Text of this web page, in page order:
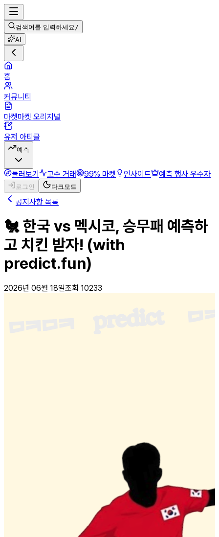
검색어를 입력하세요/
AI
홈
커뮤니티
마켓마켓 오리지널
유저 아티클
예측
둘러보기 고수 거래 99% 마켓 인사이트 예측 행사 우수자
로그인 다크모드
공지사항 목록
🐔 한국 vs 멕시코, 승무패 예측하
고 치킨 받자! (with
predict.fun)
2026년 06월 18일조회 10233